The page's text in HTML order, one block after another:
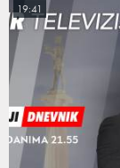
19:41